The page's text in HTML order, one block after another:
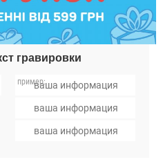
гравировки